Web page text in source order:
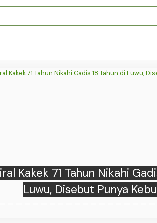
Korban Penipuan
Bawa SK dan Pakaian Dinas